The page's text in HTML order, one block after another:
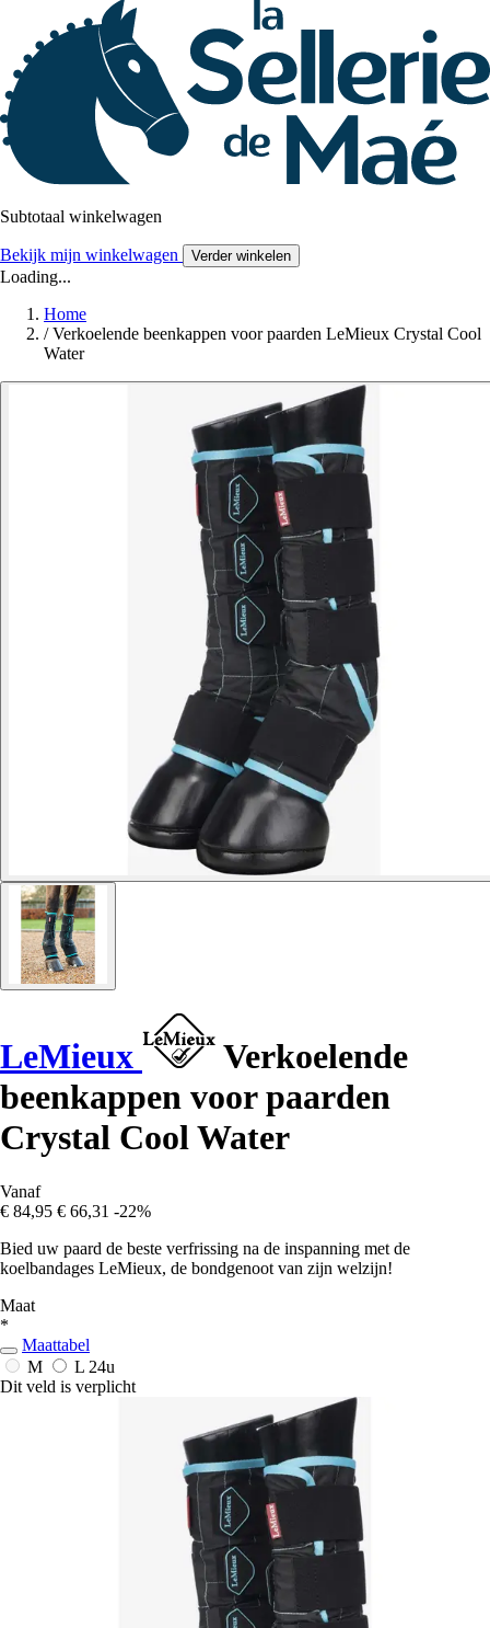
Subtotaal winkelwagen
Bekijk mijn winkelwagen Verder winkelen
Loading...
Home
/ Verkoelende beenkappen voor paarden LeMieux Crystal Cool
Water
LeMieux
Verkoelende
beenkappen voor paarden
Crystal Cool Water
Vanaf
€ 84,95 € 66,31 -22%
Bied uw paard de beste verfrissing na de inspanning met de
koelbandages LeMieux, de bondgenoot van zijn welzijn!
Maat
*
Maattabel
M
L 24u
Dit veld is verplicht